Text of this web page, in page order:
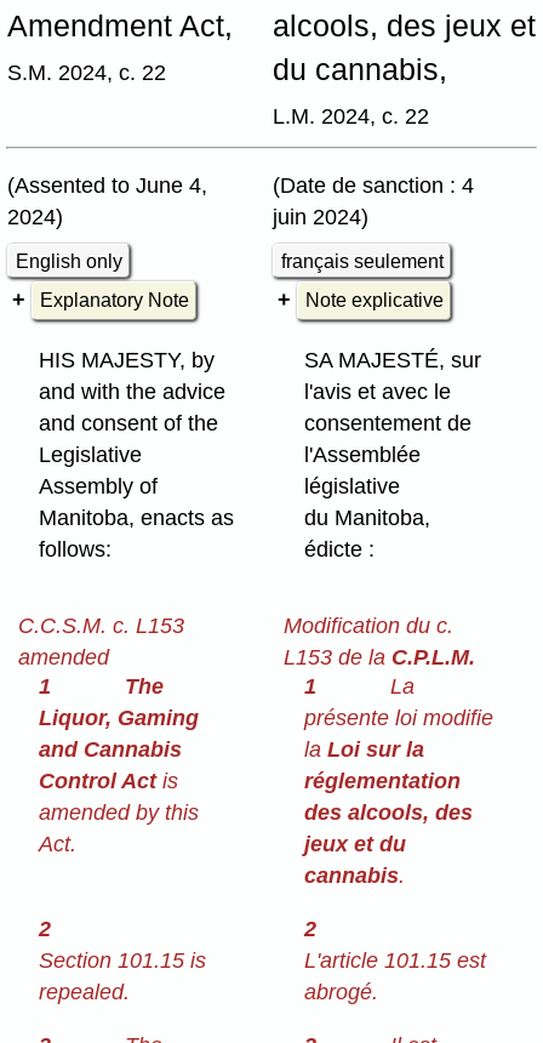
Amendment Act,
S.M. 2024, c. 22
alcools, des jeux et
du cannabis,
L.M. 2024, c. 22
(Assented to June 4,
2024)
(Date de sanction : 4
juin 2024)
English only
français seulement
Explanatory Note
Note explicative
HIS MAJESTY, by
and with the advice
and consent of the
Legislative
Assembly of
Manitoba, enacts as
follows:
SA MAJESTÉ, sur
l'avis et avec le
consentement de
l'Assemblée
législative
du Manitoba,
édicte :
C.C.S.M. c. L153
amended
1
The
Liquor, Gaming
and Cannabis
Control Actis
amended by this
Act.
Modification du c.
L153 de la C.P.L.M.
1
La
présente loi modifie
laLoi sur la
réglementation
des alcools, des
jeux et du
cannabis.
2
Section 101.15 is
repealed.
2
L'article 101.15 est
abrogé.